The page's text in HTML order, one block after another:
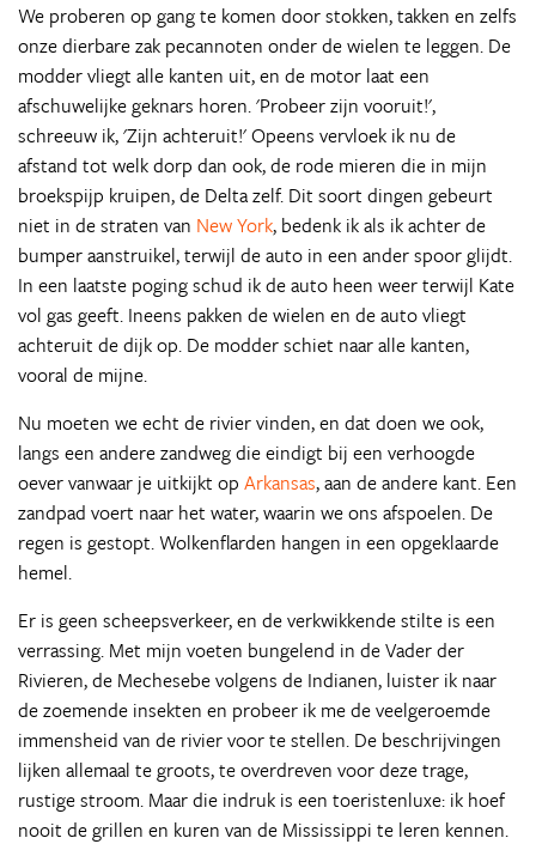
We proberen op gang te komen door stokken, takken en zelfs
onze dierbare zak pecannoten onder de wielen te leggen. De
modder vliegt alle kanten uit, en de motor laat een
afschuwelijke geknars horen. 'Probeer zijn vooruit!',
schreeuw ik, 'Zijn achteruit!' Opeens vervloek ik nu de
afstand tot welk dorp dan ook, de rode mieren die in mijn
broekspijp kruipen, de Delta zelf. Dit soort dingen gebeurt
niet in de straten van New York, bedenk ik als ik achter de
bumper aanstruikel, terwijl de auto in een ander spoor glijdt.
In een laatste poging schud ik de auto heen weer terwijl Kate
vol gas geeft. Ineens pakken de wielen en de auto vliegt
achteruit de dijk op. De modder schiet naar alle kanten,
vooral de mijne.
Nu moeten we echt de rivier vinden, en dat doen we ook,
langs een andere zandweg die eindigt bij een verhoogde
oever vanwaar je uitkijkt op Arkansas, aan de andere kant. Een
zandpad voert naar het water, waarin we ons afspoelen. De
regen is gestopt. Wolkenflarden hangen in een opgeklaarde
hemel.
Er is geen scheepsverkeer, en de verkwikkende stilte is een
verrassing. Met mijn voeten bungelend in de Vader der
Rivieren, de Mechesebe volgens de Indianen, luister ik naar
de zoemende insekten en probeer ik me de veelgeroemde
immensheid van de rivier voor te stellen. De beschrijvingen
lijken allemaal te groots, te overdreven voor deze trage,
rustige stroom. Maar die indruk is een toeristenluxe: ik hoef
nooit de grillen en kuren van de Mississippi te leren kennen.